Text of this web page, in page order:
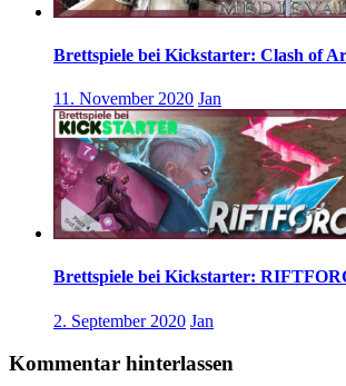
Brettspiele bei Kickstarter: Clash of
11. November 2020 Jan
Brettspiele bei Kickstarter:
2. September 2020 Jan
Kommentar hinterlassen